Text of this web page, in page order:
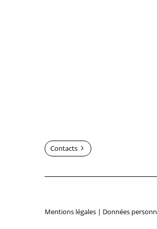
Contacts
Mentions légales | Données